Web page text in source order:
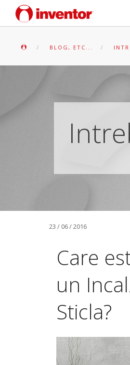
BLOG, ETC...
23 / 06 / 2016
Care
un
Sticla?